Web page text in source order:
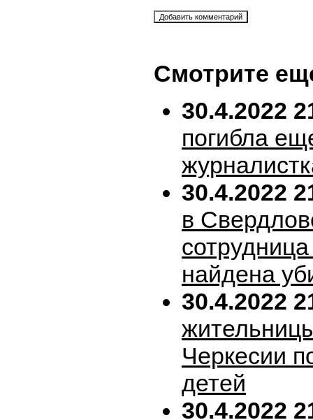
Смотрите
30.4.2022
погибла
30.4.2022
в
найдена
30.4.2022
Черкесии
детей
30.4.2022